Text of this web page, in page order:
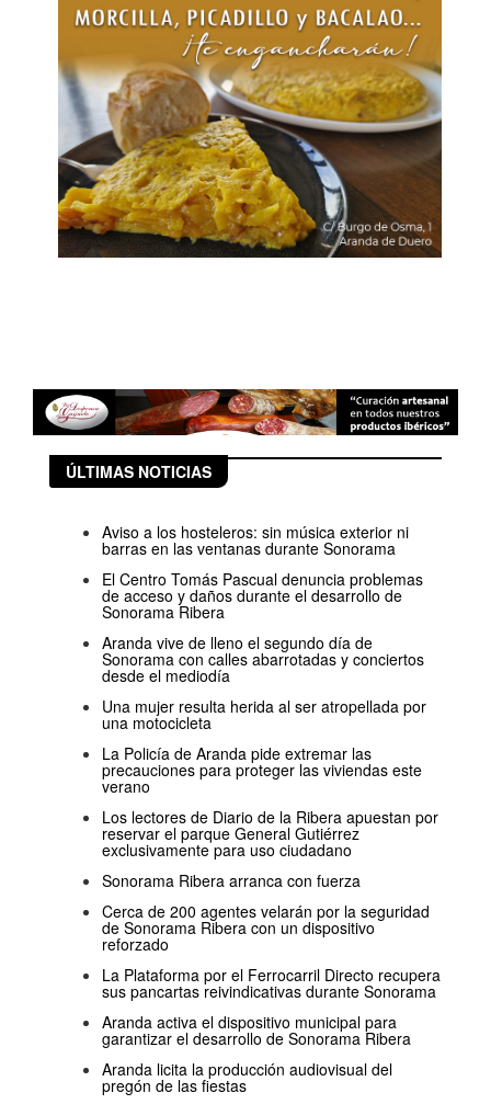
ÚLTIMAS NOTICIAS
Aviso a los hosteleros: sin música exterior ni
barras en las ventanas durante Sonorama
El Centro Tomás Pascual denuncia problemas
de acceso y daños durante el desarrollo de
Sonorama Ribera
Aranda vive de lleno el segundo día de
Sonorama con calles abarrotadas y conciertos
desde el mediodía
Una mujer resulta herida al ser atropellada por
una motocicleta
La Policía de Aranda pide extremar las
precauciones para proteger las viviendas este
verano
Los lectores de Diario de la Ribera apuestan por
reservar el parque General Gutiérrez
exclusivamente para uso ciudadano
Sonorama Ribera arranca con fuerza
Cerca de 200 agentes velarán por la seguridad
de Sonorama Ribera con un dispositivo
reforzado
La Plataforma por el Ferrocarril Directo recupera
sus pancartas reivindicativas durante Sonorama
Aranda activa el dispositivo municipal para
garantizar el desarrollo de Sonorama Ribera
Aranda licita la producción audiovisual del
pregón de las fiestas